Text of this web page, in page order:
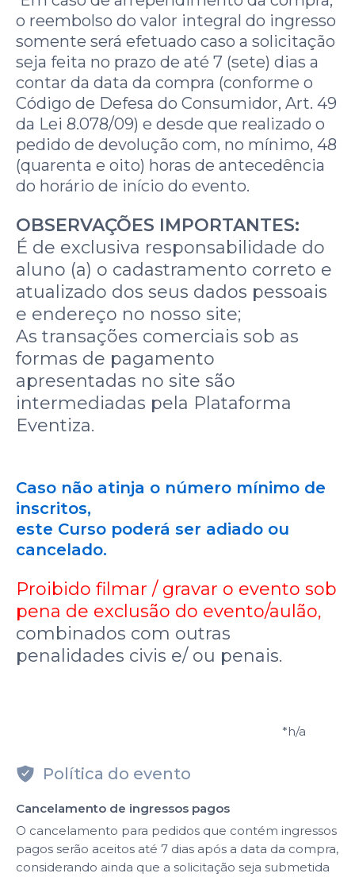
o reembolso do valor integral do ingresso
somente será efetuado caso a solicitação
seja feita no prazo de até 7 (sete) dias a
contar da data da compra (conforme o
Código de Defesa do Consumidor, Art. 49
da Lei 8.078/09) e desde que realizado o
pedido de devolução com, no mínimo, 48
(quarenta e oito) horas de antecedência
do horário de início do evento.
OBSERVAÇÕES IMPORTANTES:
É de exclusiva responsabilidade do
aluno (a) o cadastramento correto e
atualizado dos seus dados pessoais
e endereço no nosso site;
As transações comerciais sob as
formas de pagamento
apresentadas no site são
intermediadas pela Plataforma
Eventiza.
Caso não atinja o número mínimo de
inscritos,
este Curso poderá ser adiado ou
cancelado.
Proibido filmar / gravar o evento sob
pena de exclusão do evento/aulão,
combinados com outras
penalidades civis e/ ou penais.
*h/a
Política do evento
Cancelamento de ingressos pagos
O cancelamento para pedidos que contém ingressos
pagos serão aceitos até 7 dias após a data da compra,
considerando ainda que a solicitação seja submetida